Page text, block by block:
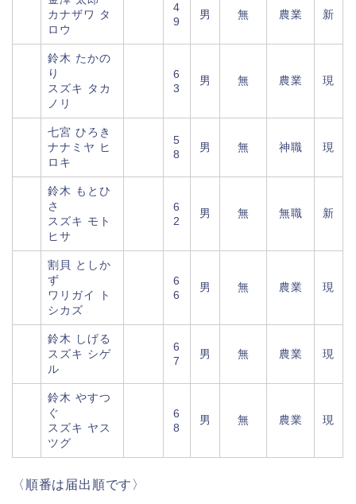
カナザワ タ
ロウ
4
9
男 無 農業 新
鈴木 たかの
り
スズキ タカ
ノリ
6
3
男 無 農業 現
七宮 ひろき
ナナミヤ ヒ
ロキ
5
8
男 無 神職 現
鈴木 もとひ
さ
スズキ モト
ヒサ
6
2
男 無 無職 新
割貝 としか
ず
ワリガイ ト
シカズ
6
6
男 無 農業 現
鈴木 しげる
スズキ シゲ
ル
6
7
男 無 農業 現
鈴木 やすつ
ぐ
スズキ ヤス
ツグ
6
8
男 無 農業 現
〈順番は届出順です〉